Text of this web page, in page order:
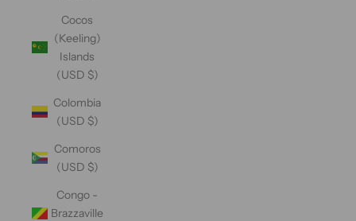
Cocos
(Keeling)
Islands
(USD $)
Colombia
(USD $)
Comoros
(USD $)
Congo -
Brazzaville